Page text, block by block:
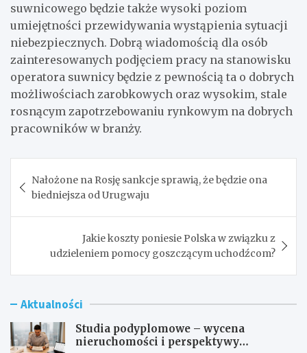
suwnicowego będzie także wysoki poziom
umiejętności przewidywania wystąpienia sytuacji
niebezpiecznych. Dobrą wiadomością dla osób
zainteresowanych podjęciem pracy na stanowisku
operatora suwnicy będzie z pewnością ta o dobrych
możliwościach zarobkowych oraz wysokim, stale
rosnącym zapotrzebowaniu rynkowym na dobrych
pracowników w branży.
wpisu
Nałożone na Rosję sankcje sprawią, że będzie ona
biedniejsza od Urugwaju
Jakie koszty poniesie Polska w związku z
udzieleniem pomocy goszczącym uchodźcom?
Aktualności
Studia podyplomowe – wycena
nieruchomości i perspektywy